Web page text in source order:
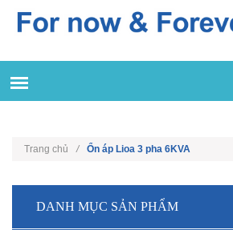
Trang chủ / Ổn áp Lioa 3 pha 6KVA
DANH MỤC SẢN PHẨM